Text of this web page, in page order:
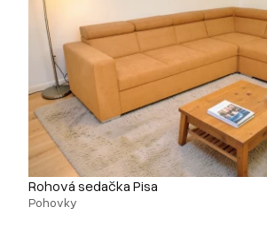
Rohová sedačka Pisa
Pohovky